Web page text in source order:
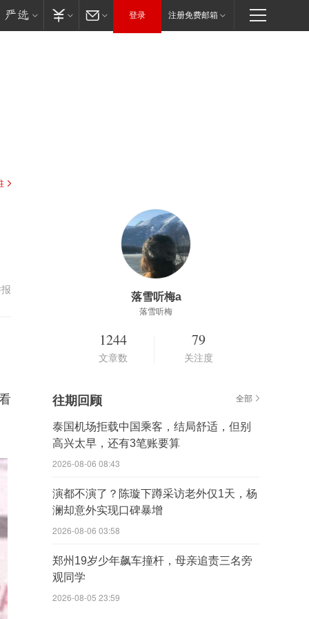
登录 注册免费邮箱
落雪听梅a
落雪听梅
1244
文章数
79
关注度
往期回顾 全部
泰国机场拒载中国乘客，结局舒适，但别
高兴太早，还有3笔账要算
2026-08-06 08:43
演都不演了？陈璇下蹲采访老外仅1天，杨
澜却意外实现口碑暴增
2026-08-06 03:58
郑州19岁少年飙车撞杆，母亲追责三名旁
观同学
2026-08-05 23:59